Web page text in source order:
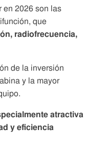
en 2026 son las
que
radiofrecuencia,
de la inversión
y la mayor
atractiva
y eficiencia